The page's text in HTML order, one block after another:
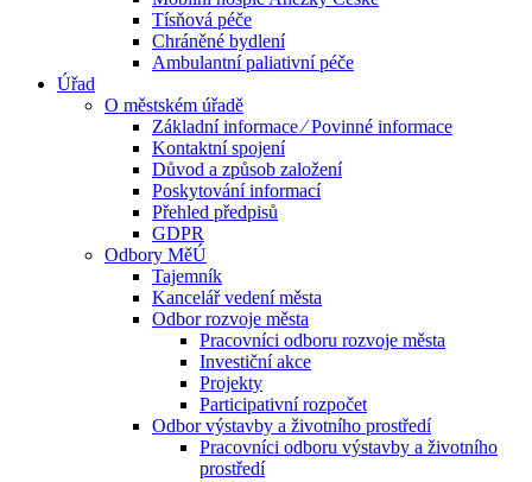
Tísňová péče
Chráněné bydlení
Ambulantní paliativní péče
Úřad
O městském úřadě
Základní informace ⁄ Povinné informace
Kontaktní spojení
Důvod a způsob založení
Poskytování informací
Přehled předpisů
GDPR
Odbory MěÚ
Tajemník
Kancelář vedení města
Odbor rozvoje města
Pracovníci odboru rozvoje města
Investiční akce
Projekty
Participativní rozpočet
Odbor výstavby a životního prostředí
Pracovníci odboru výstavby a životního
prostředí